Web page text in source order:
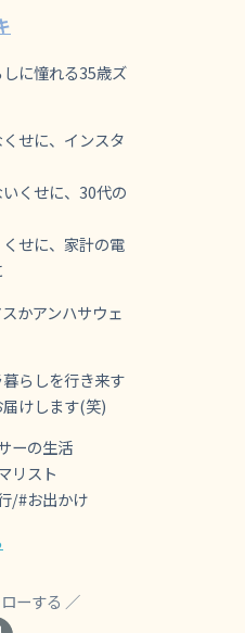
に憧れる35歳ズ
せに、インスタ
くせに、30代の
せに、家計の電
かアンハサウェ
らしを行き来す
けします(笑)
ーの生活
リスト
/#お出かけ
ーする